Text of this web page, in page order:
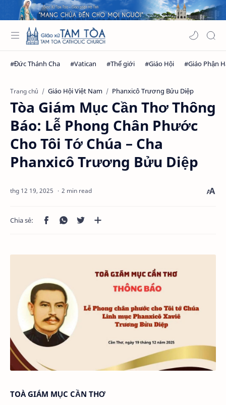
Trang chủ Giáo Hội Việt Nam Phanxicô Trương Bửu Diệp
Tòa Giám Mục Cần Thơ Thông
Báo: Lễ Phong Chân Phước
Cho Tôi Tớ Chúa – Cha
Phanxicô Trương Bửu Diệp
2 min read
TOÀ GIÁM MỤC CẦN THƠ